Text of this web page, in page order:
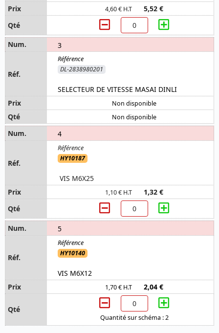
4,60 € H.T 5,52 €
3
DL-2838980201
SELECTEUR DE VITESSE MASAI DINLI
Non disponible
Non disponible
4
HY10187
VIS M6X25
1,10 € H.T 1,32 €
5
HY10140
VIS M6X12
1,70 € H.T 2,04 €
Quantité sur schéma : 2